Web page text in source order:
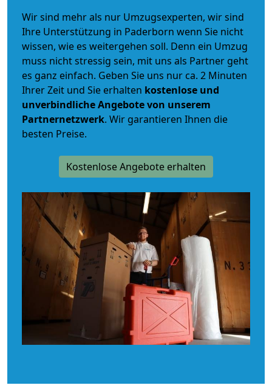
Wir sind mehr als nur Umzugsexperten, wir sind
Ihre Unterstützung in Paderborn wenn Sie nicht
wissen, wie es weitergehen soll. Denn ein Umzug
muss nicht stressig sein, mit uns als Partner geht
es ganz einfach. Geben Sie uns nur ca. 2 Minuten
Ihrer Zeit und Sie erhalten kostenlose und
unverbindlicheAngebote von unserem
Partnernetzwerk. Wir garantieren Ihnen die
besten Preise.
Kostenlose Angebote erhalten